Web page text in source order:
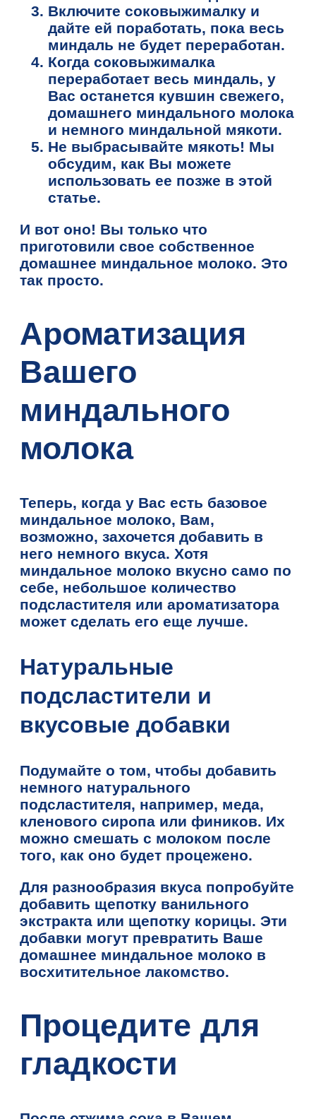
Включите соковыжималку и
дайте ей поработать, пока весь
миндаль не будет переработан.
Когда соковыжималка
переработает весь миндаль, у
Вас останется кувшин свежего,
домашнего миндального молока
и немного миндальной мякоти.
Не выбрасывайте мякоть! Мы
обсудим, как Вы можете
использовать ее позже в этой
статье.
И вот оно! Вы только что
приготовили свое собственное
домашнее миндальное молоко. Это
так просто.
Ароматизация
Вашего
миндального
молока
Теперь, когда у Вас есть базовое
миндальное молоко, Вам,
возможно, захочется добавить в
него немного вкуса. Хотя
миндальное молоко вкусно само по
себе, небольшое количество
подсластителя или ароматизатора
может сделать его еще лучше.
Натуральные
подсластители и
вкусовые добавки
Подумайте о том, чтобы добавить
немного натурального
подсластителя, например, меда,
кленового сиропа или фиников. Их
можно смешать с молоком после
того, как оно будет процежено.
Для разнообразия вкуса попробуйте
добавить щепотку ванильного
экстракта или щепотку корицы. Эти
добавки могут превратить Ваше
домашнее миндальное молоко в
восхитительное лакомство.
Процедите для
гладкости